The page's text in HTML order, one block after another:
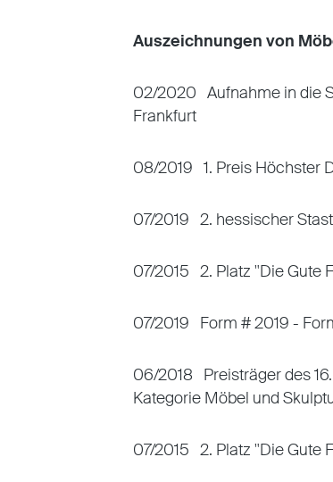
Auszeichnungen von
02/2020 Aufnahme in die
Frankfurt
08/2019 1. Preis Höchster
07/2019 2. hessischer
07/2015 2. Platz "Die Gute
07/2019 Form # 2019 -
06/2018 Preisträger des
Kategorie Möbel und
07/2015 2. Platz "Die Gute